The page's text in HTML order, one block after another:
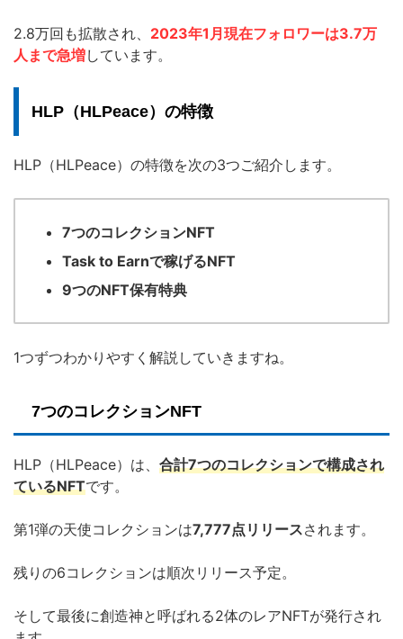
2.8万回も拡散され、 2023年1月現在フォロワーは3.7万
人まで急増しています。
HLP（HLPeace）の特徴
HLP（HLPeace）の特徴を次の3つご紹介します。
7つのコレクションNFT
Task to Earnで稼げるNFT
9つのNFT保有特典
1つずつわかりやすく解説していきますね。
7つのコレクションNFT
HLP（HLPeace）は、 合計7つのコレクションで構成され
ているNFTです。
第1弾の天使コレクションは7,777点リリースされます。
残りの6コレクションは順次リリース予定。
そして最後に創造神と呼ばれる2体のレアNFTが発行され